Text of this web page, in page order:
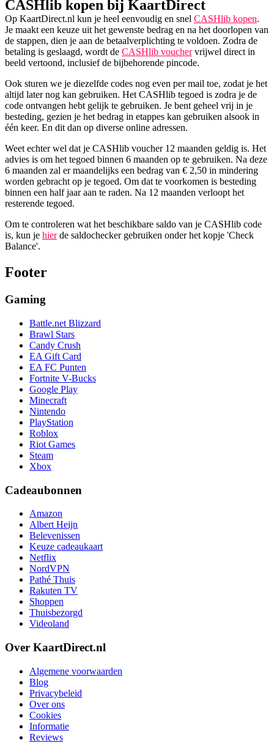
CASHlib kopen bij KaartDirect
Op KaartDirect.nl kun je heel eenvoudig en snel CASHlib kopen.
Je maakt een keuze uit het gewenste bedrag en na het doorlopen van
de stappen, dien je aan de betaalverplichting te voldoen. Zodra de
betaling is geslaagd, wordt de CASHlib vouchervrijwel direct in
beeld vertoond, inclusief de bijbehorende pincode.
Ook sturen we je diezelfde codes nog even per mail toe, zodat je het
altijd later nog kan gebruiken. Het CASHlib tegoed is zodra je de
code ontvangen hebt gelijk te gebruiken. Je bent geheel vrij in je
besteding, gezien je het bedrag in etappes kan gebruiken alsook in
één keer. En dit dan op diverse online adressen.
Weet echter wel dat je CASHlib voucher 12 maanden geldig is. Het
advies is om het tegoed binnen 6 maanden op te gebruiken. Na deze
6 maanden zal er maandelijks een bedrag van € 2,50 in mindering
worden gebracht op je tegoed. Om dat te voorkomen is besteding
binnen een half jaar aan te raden. Na 12 maanden verloopt het
resterende tegoed.
Om te controleren wat het beschikbare saldo van je CASHlib code
is, kun je hierde saldochecker gebruiken onder het kopje 'Check
Balance'.
Footer
Gaming
Battle.net Blizzard
Brawl Stars
Candy Crush
EA Gift Card
EA FC Punten
Fortnite V-Bucks
Google Play
Minecraft
Nintendo
PlayStation
Roblox
Riot Games
Steam
Xbox
Cadeaubonnen
Amazon
Albert Heijn
Belevenissen
Keuze cadeaukaart
Netflix
NordVPN
Pathé Thuis
Rakuten TV
Shoppen
Thuisbezorgd
Videoland
Over KaartDirect.nl
Algemene voorwaarden
Blog
Privacybeleid
Over ons
Cookies
Informatie
Reviews